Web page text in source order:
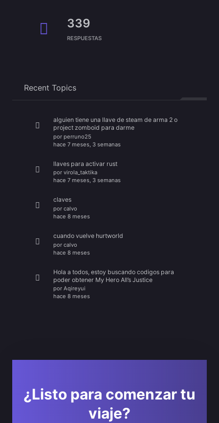
339
RESPUESTAS
Recent Topics
alguien tiene una llave de steam de arma 2 o
project zomboid para darme
por perruno25
hace 7 meses, 3 semanas
llaves para activar rust
por virola_taktika
hace 7 meses, 3 semanas
claves
por calvo
hace 8 meses
cuando vuelve hurtworld
por calvo
hace 8 meses
Hola a todos, estoy buscando codigos para
poder obtener My Hero All’s Justice
por Aqireyui
hace 8 meses
¿Listo para comenzar tu
viaje?